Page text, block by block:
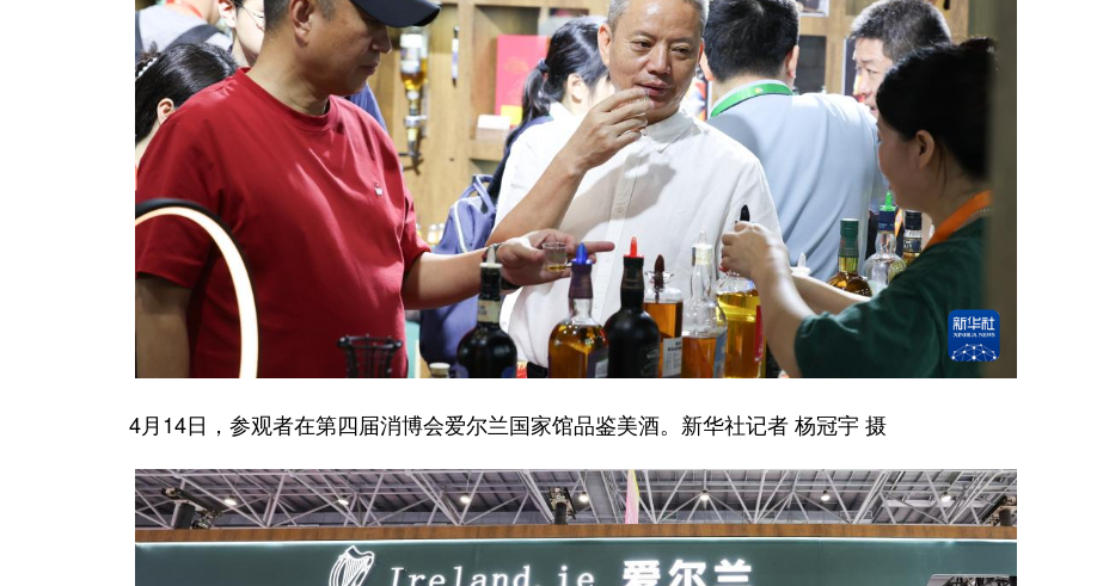
4月14日，参观者在第四届消博会爱尔兰国家馆品鉴美酒。新华社记者 杨冠宇 摄